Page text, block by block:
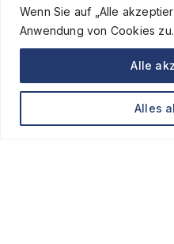
Wenn Sie auf „Alle
Anwendung von Cookies zu.
Alles
Alle